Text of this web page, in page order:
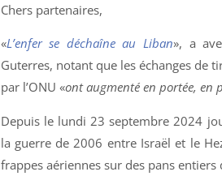
Chers partenaires,
«L’enfer se déchaîne au Liban», a
Guterres, notant que les échanges de
par l’ONU «ont augmenté en portée, en
Depuis le lundi 23 septembre 2024
la guerre de 2006 entre Israël et le
frappes aériennes sur des pans entiers